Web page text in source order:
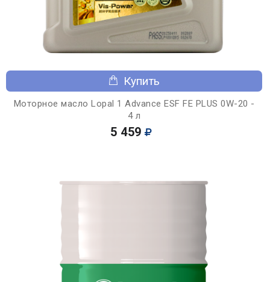
Купить
Моторное масло Lopal 1 Advance ESF FE PLUS 0W-20 -
4 л
5 459